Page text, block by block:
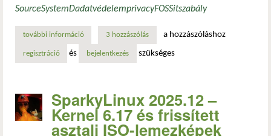
SourceSystemDadatvédelemprivacyFOSSitszabály
további információa systemd új funkciója életkor-ellenőrzési lehetőséget hoz
3 hozzászólás a hozzászóláshoz
regisztráció és bejelentkezés szükséges
SparkyLinux 2025.12 –
Kernel 6.17 és frissített
asztali ISO-lemezképek